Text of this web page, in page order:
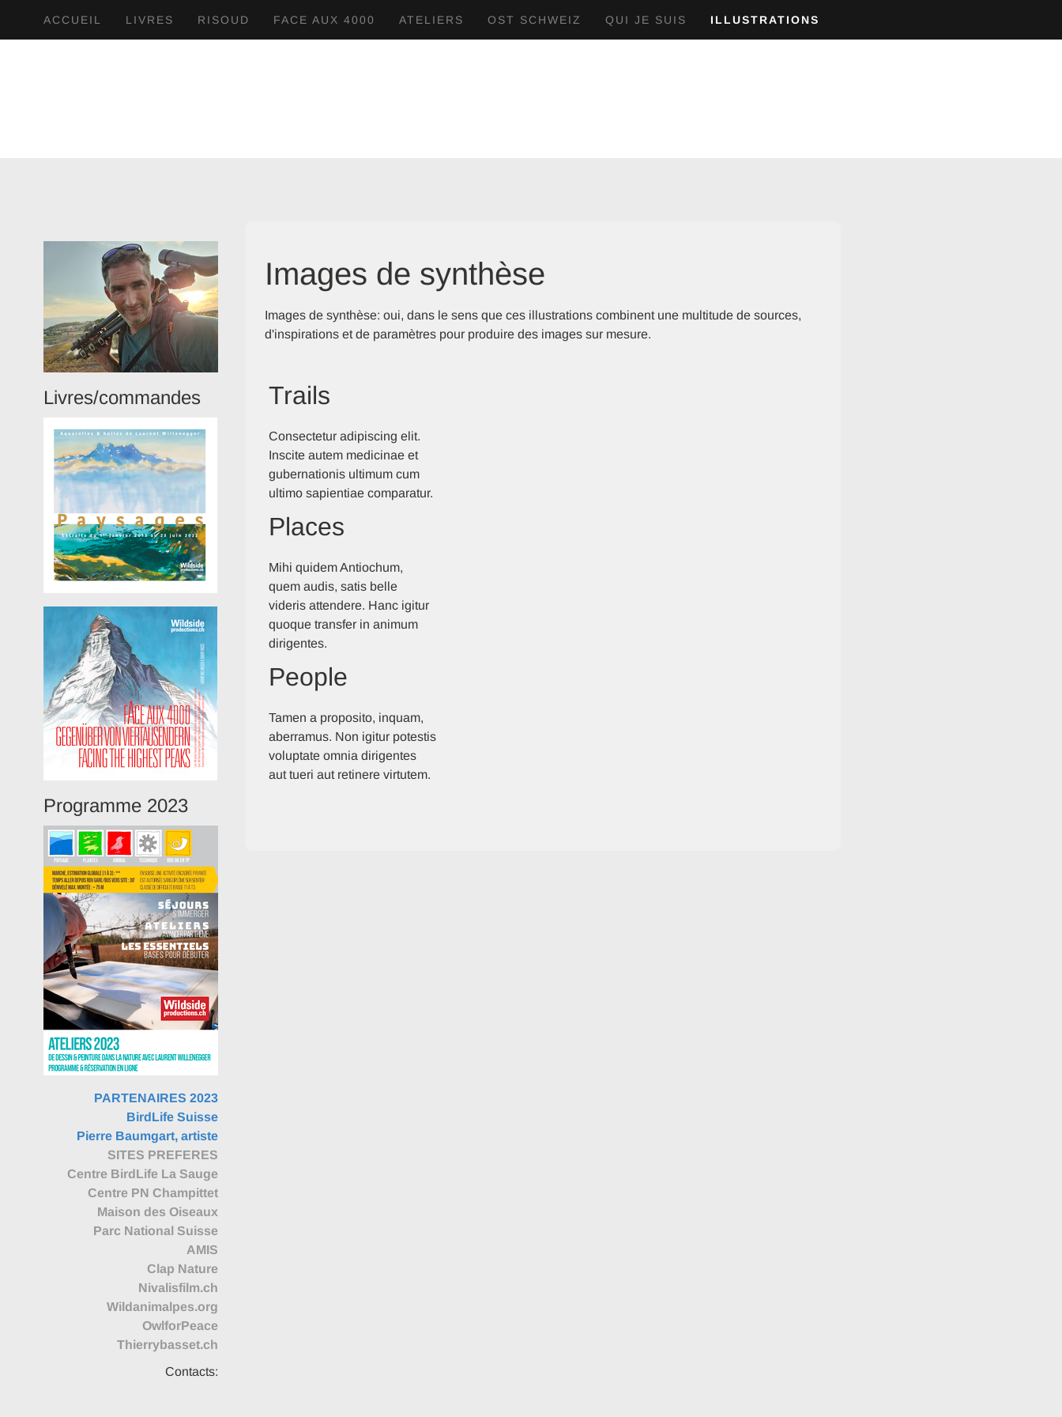
ACCUEIL LIVRES RISOUD FACE AUX 4000 ATELIERS OST SCHWEIZ QUI JE SUIS ILLUSTRATIONS
Images de synthèse
Images de synthèse: oui, dans le sens que ces illustrations combinent une multitude de sources,
d'inspirations et de paramètres pour produire des images sur mesure.
Trails
Consectetur adipiscing elit.
Inscite autem medicinae et
gubernationis ultimum cum
ultimo sapientiae comparatur.
Places
Mihi quidem Antiochum,
quem audis, satis belle
videris attendere. Hanc igitur
quoque transfer in animum
dirigentes.
People
Tamen a proposito, inquam,
aberramus. Non igitur potestis
voluptate omnia dirigentes
aut tueri aut retinere virtutem.
Livres/commandes
Programme 2023
PARTENAIRES 2023
BirdLife Suisse
Pierre Baumgart, artiste
SITES PREFERES
Centre BirdLife La Sauge
Centre PN Champittet
Maison des Oiseaux
Parc National Suisse
AMIS
Clap Nature
Nivalisfilm.ch
Wildanimalpes.org
OwlforPeace
Thierrybasset.ch
Contacts: